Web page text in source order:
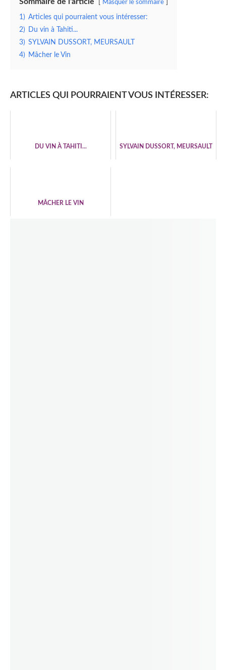
Sommaire de l'article Masquer le sommaire
1) Articles qui pourraient vous intéresser:
2) Du vin à Tahiti...
3) SYLVAIN DUSSORT, MEURSAULT
4) Mâcher le Vin
ARTICLES QUI POURRAIENT VOUS INTÉRESSER:
DU VIN À TAHITI... SYLVAIN DUSSORT, MEURSAULT
MÂCHER LE VIN